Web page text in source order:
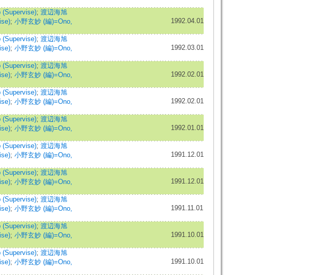
(Supervise); 渡辺海旭
; 小野玄妙 (編)=Ono,
1992.04.01
(Supervise); 渡辺海旭
; 小野玄妙 (編)=Ono,
1992.03.01
(Supervise); 渡辺海旭
; 小野玄妙 (編)=Ono,
1992.02.01
(Supervise); 渡辺海旭
; 小野玄妙 (編)=Ono,
1992.02.01
(Supervise); 渡辺海旭
; 小野玄妙 (編)=Ono,
1992.01.01
(Supervise); 渡辺海旭
; 小野玄妙 (編)=Ono,
1991.12.01
(Supervise); 渡辺海旭
; 小野玄妙 (編)=Ono,
1991.12.01
(Supervise); 渡辺海旭
; 小野玄妙 (編)=Ono,
1991.11.01
(Supervise); 渡辺海旭
; 小野玄妙 (編)=Ono,
1991.10.01
(Supervise); 渡辺海旭
; 小野玄妙 (編)=Ono,
1991.10.01